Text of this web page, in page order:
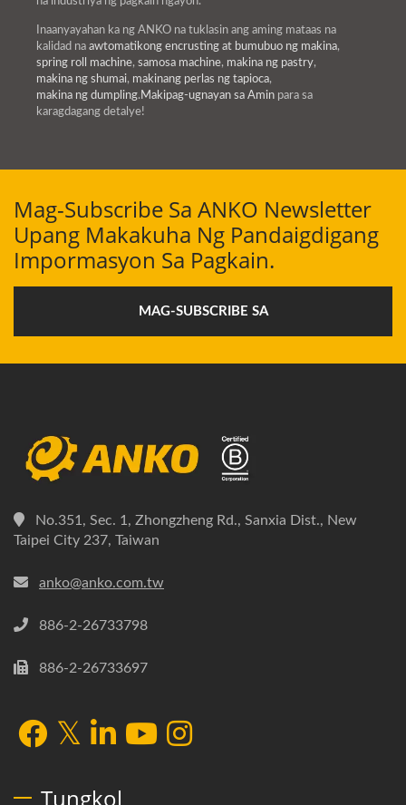
Inaanyayahan ka ng ANKO na tuklasin ang aming mataas na
kalidad na awtomatikong encrusting at bumubuo ng makina,
spring roll machine, samosa machine, makina ng pastry,
makina ng shumai, makinang perlas ng tapioca,
makina ng dumpling.Makipag-ugnayan sa Amin para sa
karagdagang detalye!
Mag-Subscribe Sa ANKO Newsletter
Upang Makakuha Ng Pandaigdigang
Impormasyon Sa Pagkain.
MAG-SUBSCRIBE SA
No.351, Sec. 1, Zhongzheng Rd., Sanxia Dist., New
Taipei City 237, Taiwan
anko@anko.com.tw
886-2-26733798
886-2-26733697
Tungkol